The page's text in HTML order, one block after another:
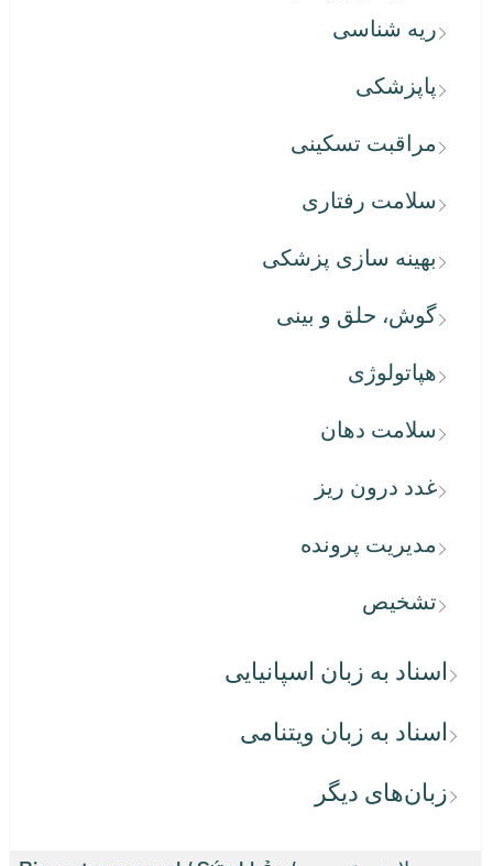
ریه شناسی
پاپزشکی
مراقبت تسکینی
سلامت رفتاری
بهینه سازی پزشکی
گوش، حلق و بینی
هپاتولوژی
سلامت دهان
غدد درون ریز
مدیریت پرونده
تشخیص
اسناد به زبان اسپانیایی
اسناد به زبان ویتنامی
زبان‌های دیگر